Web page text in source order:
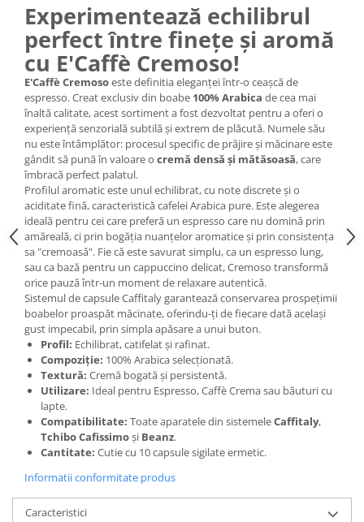
Experimentează echilibrul
perfect între finețe și aromă
cu E'Caffè Cremoso!
E'Caffè Cremosoeste definitia eleganței într-o ceașcă de
espresso. Creat exclusiv din boabe 100% Arabica de cea mai
înaltă calitate, acest sortiment a fost dezvoltat pentru a oferi o
experiență senzorială subtilă și extrem de plăcută. Numele său
nu este întâmplător: procesul specific de prăjire și măcinare este
gândit să pună în valoare o cremă densă și mătăsoasă, care
îmbracă perfect palatul.
Profilul aromatic este unul echilibrat, cu note discrete și o
aciditate fină, caracteristică cafelei Arabica pure. Este alegerea
ideală pentru cei care preferă un espresso care nu domină prin
amăreală, ci prin bogăția nuanțelor aromatice și prin consistența
sa "cremoasă". Fie că este savurat simplu, ca un espresso lung,
sau ca bază pentru un cappuccino delicat, Cremoso transformă
orice pauză într-un moment de relaxare autentică.
Sistemul de capsule Caffitaly garantează conservarea prospețimii
boabelor proaspăt măcinate, oferindu-ți de fiecare dată același
gust impecabil, prin simpla apăsare a unui buton.
Profil: Echilibrat, catifelat și rafinat.
Compoziție: 100% Arabica selecționată.
Textură: Cremă bogată și persistentă.
Utilizare: Ideal pentru Espresso, Caffè Crema sau băuturi cu
lapte.
Compatibilitate: Toate aparatele din sistemeleCaffitaly,
Tchibo Cafissimoși Beanz.
Cantitate: Cutie cu 10 capsule sigilate ermetic.
Informatii conformitate produs
Caracteristici